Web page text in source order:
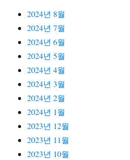
2024년 8월
2024년 7월
2024년 6월
2024년 5월
2024년 4월
2024년 3월
2024년 2월
2024년 1월
2023년 12월
2023년 11월
2023년 10월